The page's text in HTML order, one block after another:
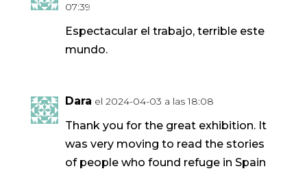
07:39
Espectacular el trabajo, terrible este
mundo.
Dara el 2024-04-03 a las 18:08
Thank you for the great exhibition. It
was very moving to read the stories
of people who found refuge in Spain